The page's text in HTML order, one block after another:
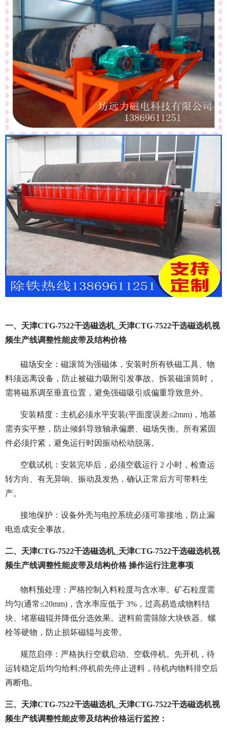
一、天津CTG-7522干选磁选机_天津CTG-7522干选磁选机视
频生产线调整性能皮带及结构价格
磁场安全：磁滚筒为强磁体，安装时所有铁磁工具、物
料须远离设备，防止被磁力吸附引发事故。拆装磁滚筒时，
需将磁系调至垂直位置，避免强磁吸引或偏重导致意外。
安装精度：主机必须水平安装(平面度误差≤2mm)，地基
需夯实平整，防止倾斜导致轴承偏磨、磁场失衡。所有紧固
件必须拧紧，避免运行时因振动松动脱落。
空载试机：安装完毕后，必须空载运行 2 小时，检查运
转方向、有无异响、振动及发热，确认正常后方可带料生
产。
接地保护：设备外壳与电控系统必须可靠接地，防止漏
电造成安全事故。
二、天津CTG-7522干选磁选机_天津CTG-7522干选磁选机视
频生产线调整性能皮带及结构价格 操作运行注意事项
物料预处理：严格控制入料粒度与含水率。矿石粒度需
均匀(通常≤20mm)，含水率应低于 3%，过高易造成物料结
块、堵塞磁辊并降低分选效果。进料前需筛除大块铁器、螺
栓等硬物，防止损坏磁辊与皮带。
规范启停：严格执行空载启动、空载停机。先开机，待
运转稳定后均匀给料;停机前先停止进料，待机内物料排空后
再断电。
三、天津CTG-7522干选磁选机_天津CTG-7522干选磁选机视
频生产线调整性能皮带及结构价格运行监控：